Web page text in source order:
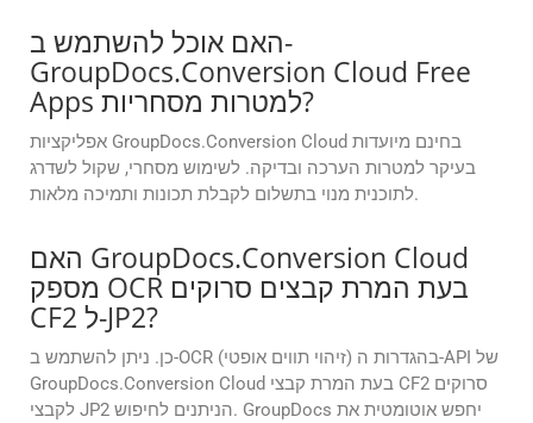
האם אוכל להשתמש ב-
GroupDocs.Conversion Cloud Free
Apps למטרות מסחריות?
אפליקציות GroupDocs.Conversion Cloud בחינם מיועדות
בעיקר למטרות הערכה ובדיקה. לשימוש מסחרי, שקול לשדרג
לתוכנית מנוי בתשלום לקבלת תכונות ותמיכה מלאות.
האם GroupDocs.Conversion Cloud
מספק OCR בעת המרת קבצים סרוקים
CF2 ל-JP2?
כן. ניתן להשתמש ב-OCR (זיהוי תווים אופטי) בהגדרות ה-API של
GroupDocs.Conversion Cloud בעת המרת קבצי CF2 סרוקים
לקבצי JP2 הניתנים לחיפוש. GroupDocs יחפש אוטומטית את